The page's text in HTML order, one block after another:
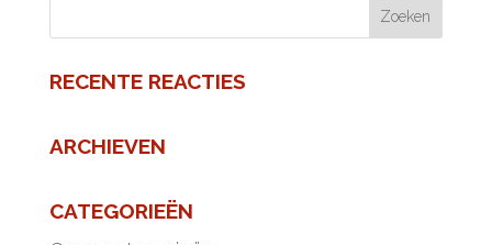
RECENTE REACTIES
ARCHIEVEN
CATEGORIEËN